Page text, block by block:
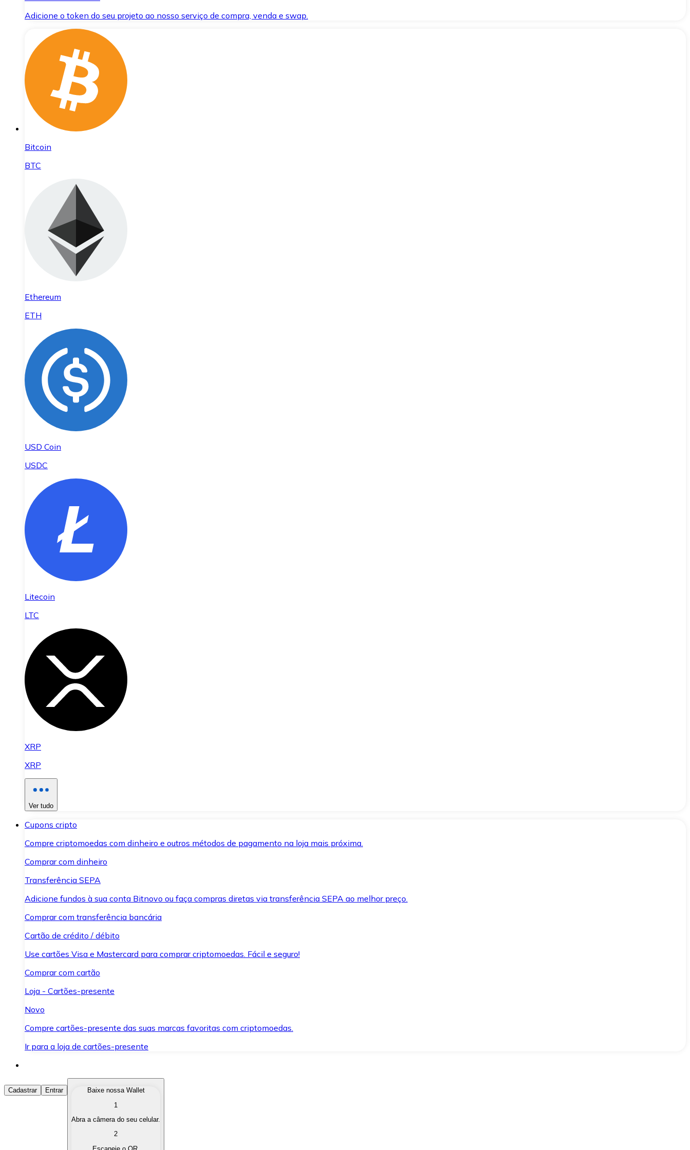
Adicione o token do seu projeto ao nosso serviço de compra, venda e swap.
Bitcoin
BTC
Ethereum
ETH
USD Coin
USDC
Litecoin
LTC
XRP
XRP
Ver tudo
Cupons cripto
Compre criptomoedas com dinheiro e outros métodos de pagamento na loja mais próxima.
Comprar com dinheiro
Transferência SEPA
Adicione fundos à sua conta Bitnovo ou faça compras diretas via transferência SEPA ao melhor preço.
Comprar com transferência bancária
Cartão de crédito / débito
Use cartões Visa e Mastercard para comprar criptomoedas. Fácil e seguro!
Comprar com cartão
Loja - Cartões-presente
Novo
Compre cartões-presente das suas marcas favoritas com criptomoedas.
Ir para a loja de cartões-presente
Comprar Criptomoedas
Compre as criptomoedas de seu interesse de forma rápida e segura.
Converta suas criptomoedas em moeda fiduciária quando precisar.
Cadastrar Entrar
Baixe nossa Wallet
1
Abra a câmera do seu celular.
2